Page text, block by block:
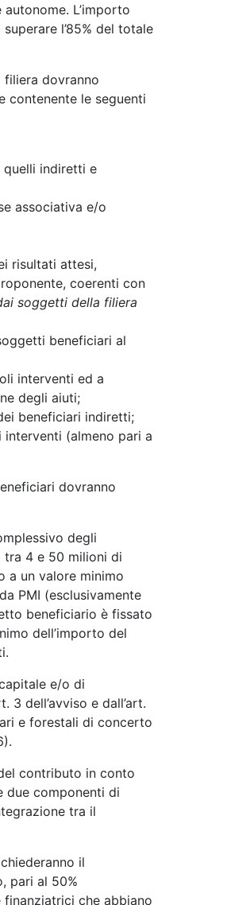
L’importo
l’85% del totale
filiera dovranno
le seguenti
indiretti e
associativa e/o
risultati attesi,
coerenti con
soggetti della filiera
beneficiari al
interventi ed a
degli aiuti;
beneficiari indiretti;
(almeno pari a
dovranno
degli
tra 4 e 50 milioni di
a un valore minimo
PMI (esclusivamente
beneficiario è fissato
dell’importo del
e/o di
dell’avviso e dall’art.
e forestali di concerto
contributo in conto
due componenti di
tra il
il
pari al 50%
finanziatrici che abbiano